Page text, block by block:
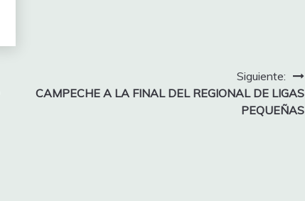
Siguiente:
CAMPECHE A LA FINAL DEL REGIONAL DE LIGAS
PEQUEÑAS